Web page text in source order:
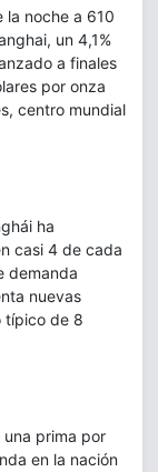
la noche a 610
un 4,1%
a finales
por onza
centro mundial
ha
casi 4 de cada
demanda
nuevas
típico de 8
una prima por
en la nación